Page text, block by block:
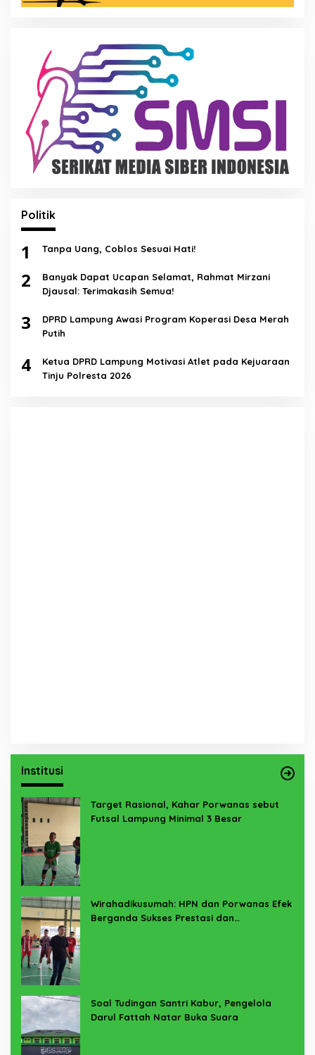
Politik
1 Tanpa Uang, Coblos Sesuai Hati!
2
Banyak Dapat Ucapan Selamat, Rahmat Mirzani
Djausal: Terimakasih Semua!
3
DPRD Lampung Awasi Program Koperasi Desa Merah
Putih
4
Ketua DPRD Lampung Motivasi Atlet pada Kejuaraan
Tinju Polresta 2026
Institusi
Target Rasional, Kahar Porwanas sebut
Futsal Lampung Minimal 3 Besar
Wirahadikusumah: HPN dan Porwanas Efek
Berganda Sukses Prestasi dan
Soal Tudingan Santri Kabur, Pengelola
Darul Fattah Natar Buka Suara